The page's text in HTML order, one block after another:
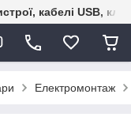
кабелі USB,
Електромонтаж